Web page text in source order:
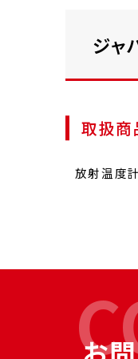
ジャ
取扱商
放射温度計